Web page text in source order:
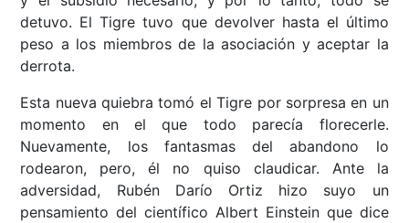
detuvo. El Tigre tuvo que devolver hasta el último
peso a los miembros de la asociación y aceptar la
derrota.
Esta nueva quiebra tomó el Tigre por sorpresa en un
momento en el que todo parecía florecerle.
Nuevamente, los fantasmas del abandono lo
rodearon, pero, él no quiso claudicar. Ante la
adversidad, Rubén Darío Ortiz hizo suyo un
pensamiento del científico Albert Einstein que dice